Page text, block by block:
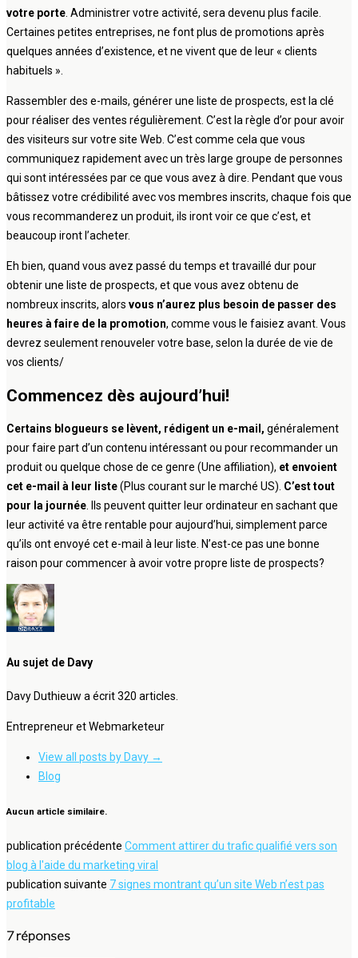
votre porte . Administrer votre activité, sera devenu plus facile.
Certaines petites entreprises, ne font plus de promotions après
quelques années d’existence, et ne vivent que de leur « clients
habituels ».
Rassembler des e-mails, générer une liste de prospects, est la clé
pour réaliser des ventes régulièrement. C’est la règle d’or pour avoir
des visiteurs sur votre site Web. C’est comme cela que vous
communiquez rapidement avec un très large groupe de personnes
qui sont intéressées par ce que vous avez à dire. Pendant que vous
bâtissez votre crédibilité avec vos membres inscrits, chaque fois que
vous recommanderez un produit, ils iront voir ce que c’est, et
beaucoup iront l’acheter.
Eh bien, quand vous avez passé du temps et travaillé dur pour
obtenir une liste de prospects, et que vous avez obtenu de
nombreux inscrits, alors vous n’aurez plus besoin de passer des
heures à faire de la promotion, comme vous le faisiez avant. Vous
devrez seulement renouveler votre base, selon la durée de vie de
vos clients/
Commencez dès aujourd’hui!
Certains blogueurs se lèvent, rédigent un e-mail, généralement
pour faire part d’un contenu intéressant ou pour recommander un
produit ou quelque chose de ce genre (Une affiliation), et envoient
cet e-mail à leur liste(Plus courant sur le marché US). C’est tout
pour la journée . Ils peuvent quitter leur ordinateur en sachant que
leur activité va être rentable pour aujourd’hui, simplement parce
qu’ils ont envoyé cet e-mail à leur liste. N’est-ce pas une bonne
raison pour commencer à avoir votre propre liste de prospects?
Au sujet de Davy
Davy Duthieuw a écrit 320 articles.
Entrepreneur et Webmarketeur
View all posts by Davy →
Blog
Aucun article similaire.
publication précédente Comment attirer du trafic qualifié vers son
blog à l'aide du marketing viral
publication suivante 7 signes montrant qu’un site Web n’est pas
profitable
7 réponses